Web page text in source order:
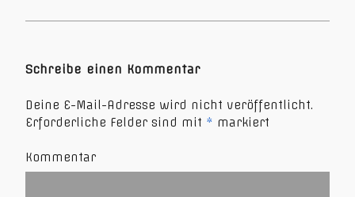
Schreibe einen Kommentar
Deine E-Mail-Adresse wird nicht veröffentlicht.
Erforderliche Felder sind mit * markiert
Kommentar